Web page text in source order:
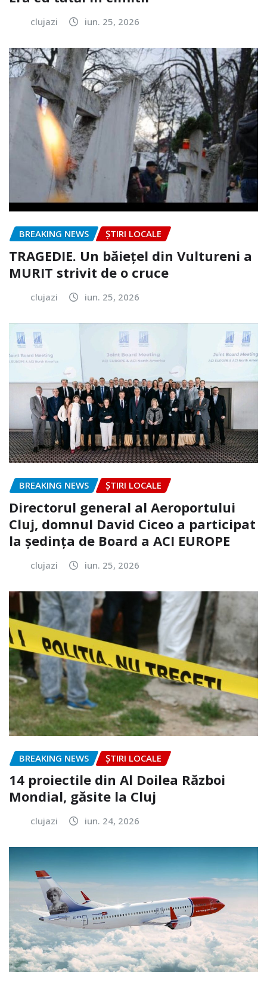
clujazi iun. 25, 2026
BREAKING NEWS ȘTIRI LOCALE
TRAGEDIE. Un băiețel din Vultureni a
MURIT strivit de o cruce
clujazi iun. 25, 2026
BREAKING NEWS ȘTIRI LOCALE
Directorul general al Aeroportului
Cluj, domnul David Ciceo a participat
la ședința de Board a ACI EUROPE
clujazi iun. 25, 2026
BREAKING NEWS ȘTIRI LOCALE
14 proiectile din Al Doilea Război
Mondial, găsite la Cluj
clujazi iun. 24, 2026